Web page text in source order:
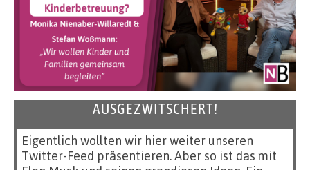
AUSGEZWITSCHERT!
Eigentlich wollten wir hier weiter unseren
Twitter-Feed präsentieren. Aber so ist das mit